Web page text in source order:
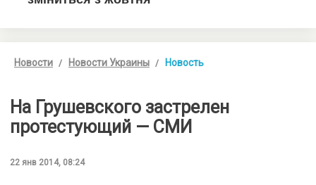
Новости Новости Украины Новость
На Грушевского застрелен
протестующий — СМИ
22 янв 2014, 08:24